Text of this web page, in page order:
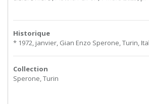
Historique
* 1972, janvier, Gian Enzo Sperone, Turin,
Collection
Sperone, Turin